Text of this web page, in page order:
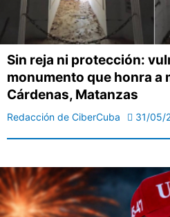
Sin reja ni protección:
monumento que honra a
Cárdenas, Matanzas
Redacción de CiberCuba 31/05/